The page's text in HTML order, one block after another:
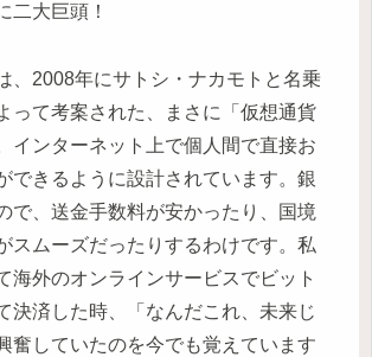
二大巨頭！
、2008年にサトシ・ナカモトと名乗
って考案された、まさに「仮想通貨
インターネット上で個人間で直接お
できるように設計されています。銀
で、送金手数料が安かったり、国境
スムーズだったりするわけです。私
海外のオンラインサービスでビット
決済した時、「なんだこれ、未来じ
奮していたのを今でも覚えています